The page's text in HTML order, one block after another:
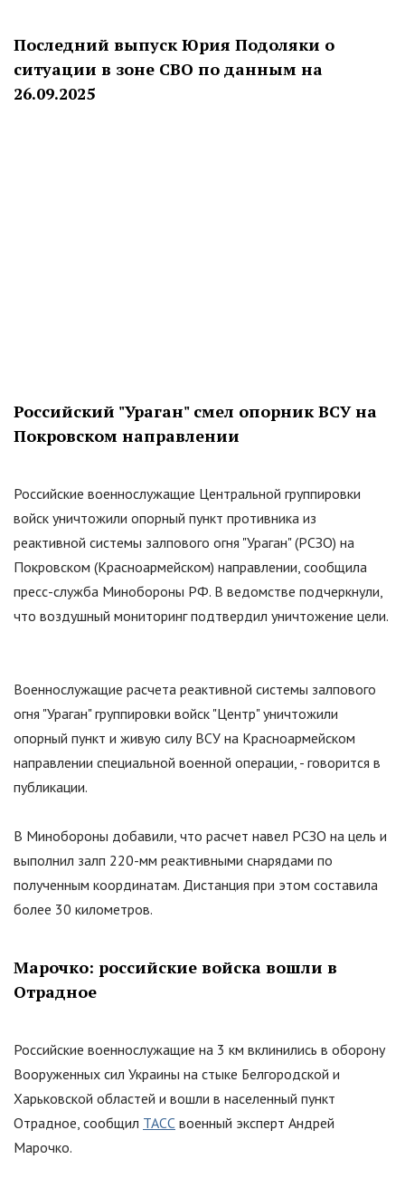
Последний выпуск Юрия Подоляки о
ситуации в зоне СВО по данным на
26.09.2025
Российский "Ураган"смел опорник ВСУ на
Покровском направлении
Российские военнослужащие Центральной группировки
войск уничтожили опорный пункт противника из
реактивной системы залпового огня "Ураган"(РСЗО) на
Покровском (Красноармейском) направлении, сообщила
пресс-служба Минобороны РФ. В ведомстве подчеркнули,
что воздушный мониторинг подтвердил уничтожение цели.
Военнослужащие расчета реактивной системы залпового
огня "Ураган"группировки войск "Центр"уничтожили
опорный пункт и живую силу ВСУ на Красноармейском
направлении специальной военной операции, - говорится в
публикации.
В Минобороны добавили, что расчет навел РСЗО на цель и
выполнил залп 220-мм реактивными снарядами по
полученным координатам. Дистанция при этом составила
более 30 километров.
Марочко: российские войска вошли в
Отрадное
Российские военнослужащие на 3 км вклинились в оборону
Вооруженных сил Украины на стыке Белгородской и
Харьковской областей и вошли в населенный пункт
Отрадное, сообщил ТАСС военный эксперт Андрей
Марочко.